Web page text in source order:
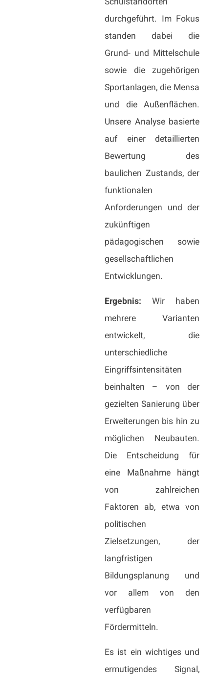
durchgeführt. Im Fokus
standen dabei die
Grund- und Mittelschule
sowie die zugehörigen
Sportanlagen, die Mensa
und die Außenflächen.
Unsere Analyse basierte
auf einer detaillierten
Bewertung des
baulichen Zustands, der
funktionalen
Anforderungen und der
zukünftigen
pädagogischen sowie
gesellschaftlichen
Entwicklungen.
Ergebnis: Wir haben
mehrere Varianten
entwickelt, die
unterschiedliche
Eingriffsintensitäten
beinhalten – von der
gezielten Sanierung über
Erweiterungen bis hin zu
möglichen Neubauten.
Die Entscheidung für
eine Maßnahme hängt
von zahlreichen
Faktoren ab, etwa von
politischen
Zielsetzungen, der
langfristigen
Bildungsplanung und
vor allem von den
verfügbaren
Fördermitteln.
Es ist ein wichtiges und
ermutigendes Signal,